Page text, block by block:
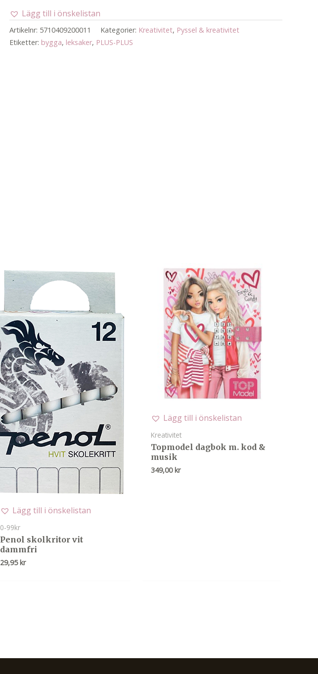
basic
mix
/
Lägg till i önskelistan
Artikelnr: 5710409200011 Kategorier: Kreativitet, Pyssel & kreativitet
Etiketter: bygga, leksaker, PLUS-PLUS
Lägg till i önskelistan
0-99kr
Penol skolkritor vit
dammfri
29,95 kr
Lägg till i önskelistan
Kreativitet
Topmodel dagbok m. kod &
musik
349,00 kr